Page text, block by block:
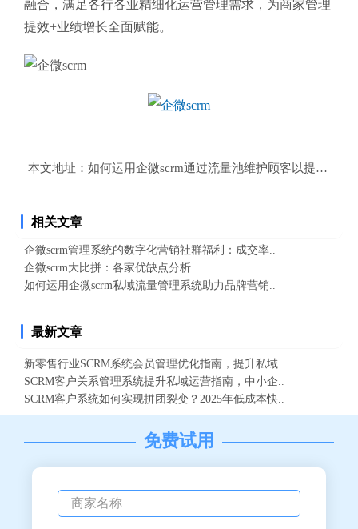
融合， 满足各行各业精细化运营管理需求，为商家管理
提效+业绩增长全面赋能。
本文地址： 如何运用企微scrm通过流量池维护顾客以提高营销
相关文章
企微scrm管理系统的数字化营销社群福利：成交率..
企微scrm大比拼：各家优缺点分析
如何运用企微scrm私域流量管理系统助力品牌营销..
最新文章
新零售行业SCRM系统会员管理优化指南，提升私域..
SCRM客户关系管理系统提升私域运营指南，中小企..
SCRM客户系统如何实现拼团裂变？2025年低成本快..
免费试用